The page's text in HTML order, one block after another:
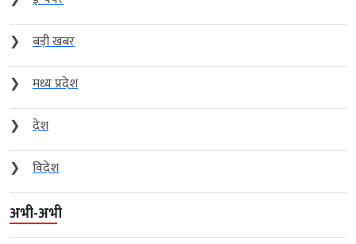
❯
बड़ी खबर
❯
मध्य प्रदेश
❯
देश
❯
विदेश
अभी-अभी